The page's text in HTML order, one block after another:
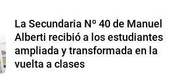
La Secundaria Nº 40 de Manuel
Alberti recibió a los estudiantes
ampliada y transformada en la
vuelta a clases